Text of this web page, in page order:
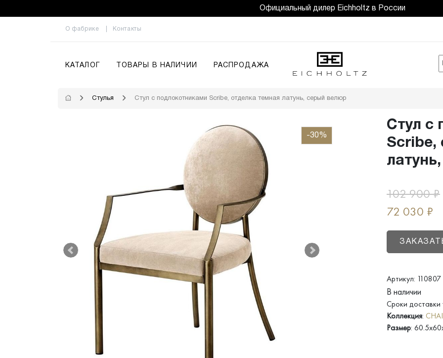
Официальный дилер Eichholtz в России
О фабрике Контакты
КАТАЛОГ ТОВАРЫ В НАЛИЧИИ РАСПРОДАЖА
Стулья Стул с подлокотниками Scribe, отделка темная латунь, серый велюр
-30%
Стул с
Scribe,
102 900₽
72 030 ₽
Артикул:
В наличии
Сроки доставки
Коллекция:
Размер: